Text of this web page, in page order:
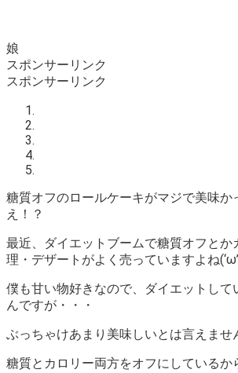
娘
スポンサーリンク
スポンサーリンク
糖質オフのロールケーキがマジで美味か
え！？
最近、ダイエットブームで糖質オフとか
理・デザートがよく売っていますよね
僕も甘い物好きなので、ダイエットして
んですが・・・
ぶっちゃけあまり美味しいとは言えませ
糖質とカロリー両方をオフにしているか